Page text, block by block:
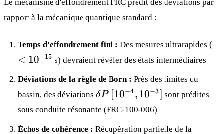
Le mécanisme d'effondrement FRC prédit des déviations par
rapport à la mécanique quantique standard :
Temps d'effondrement fini : Des mesures ultrarapides (
< 10−15 s) devraient révéler des états intermédiaires
Déviations de la règle de Born : Près des limites du
bassin, des déviations δ P ~
[10^{-4},
10^{-3}]
δ P [10−4, 10−3] sont prédites
sous conduite résonante (FRC-100-006)
Échos de cohérence : Récupération partielle de la